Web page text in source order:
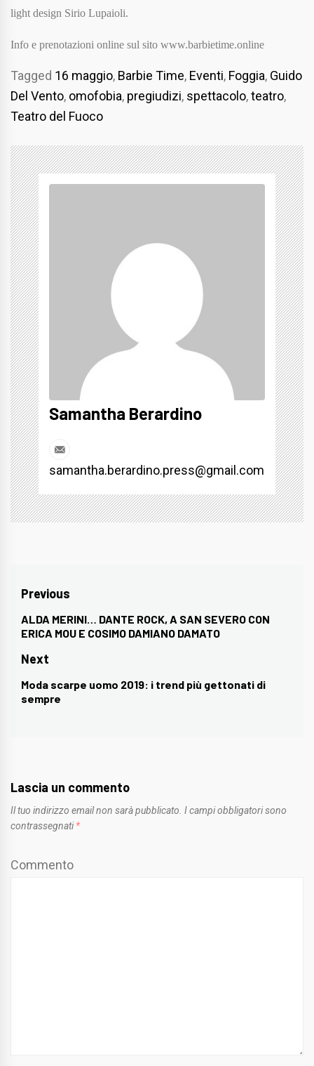
light design Sirio Lupaioli.
Info e prenotazioni online sul sito www.barbietime.online
Tagged 16 maggio, Barbie Time, Eventi, Foggia, Guido
Del Vento, omofobia, pregiudizi, spettacolo,teatro,
Teatro del Fuoco
Samantha Berardino
samantha.berardino.press@gmail.com
Navigazione
articoli
Previous
Previous
post:
ALDA MERINI… DANTE ROCK, A SAN SEVERO CON
ERICA MOU E COSIMO DAMIANO DAMATO
Next
Next
post:
Moda scarpe uomo 2019: i trend più gettonati di
sempre
Lascia un commento
Il tuo indirizzo email non sarà pubblicato. I campi obbligatori sono
contrassegnati *
Commento